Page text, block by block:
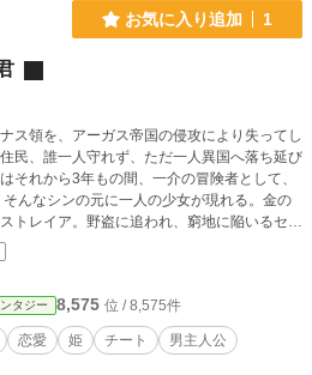
お気に入り追加 1
ス領を、アーガス帝国の侵攻により失ってし
民、誰一人守れず、ただ一人異国へ落ち延び
それから3年もの間、一介の冒険者として、
トレイア。野盗に追われ、窮地に陥いるセシ
してもう一人の少女、銀
イア。シンの過去を知る彼女との出会いが、
きっかけとなっていく。 物語は、金
ンは動乱する世界の中心に向かっていく事と
れぞれに秘められた秘密と本当の敵に向き合
タジー 8,575 位 / 8,575件
恋愛 姫 チート
男主人公